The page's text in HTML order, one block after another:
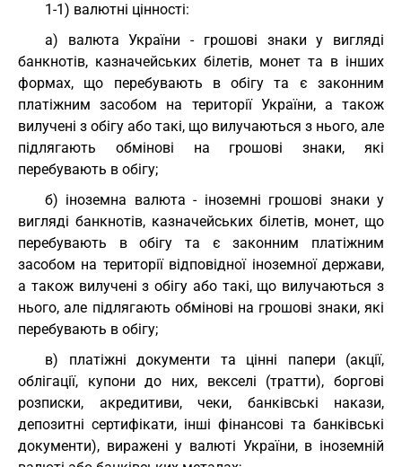
1-1) валютні цінності:
а) валюта України - грошові знаки у вигляді
банкнотів, казначейських білетів, монет та в інших
формах, що перебувають в обігу та є законним
платіжним засобом на території України, а також
вилучені з обігу або такі, що вилучаються з нього, але
підлягають обмінові на грошові знаки, які
перебувають в обігу;
б) іноземна валюта - іноземні грошові знаки у
вигляді банкнотів, казначейських білетів, монет, що
перебувають в обігу та є законним платіжним
засобом на території відповідної іноземної держави,
а також вилучені з обігу або такі, що вилучаються з
нього, але підлягають обмінові на грошові знаки, які
перебувають в обігу;
в) платіжні документи та цінні папери (акції,
облігації, купони до них, векселі (тратти), боргові
розписки, акредитиви, чеки, банківські накази,
депозитні сертифікати, інші фінансові та банківські
документи), виражені у валюті України, в іноземній